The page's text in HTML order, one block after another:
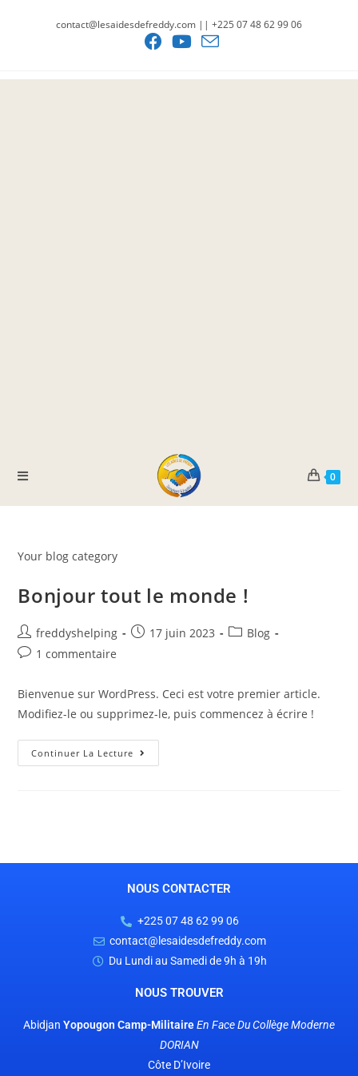
contact@lesaidesdefreddy.com || +225 07 48 62 99 06
0
Your blog category
Bonjour tout le monde !
freddyshelping 17 juin 2023
Blog
1 commentaire
Bienvenue sur WordPress. Ceci est votre premier article.
Modifiez-le ou supprimez-le, puis commencez à écrire !
Continuer La Lecture
NOUS CONTACTER
+225 07 48 62 99 06
contact@lesaidesdefreddy.com
Du Lundi au Samedi de 9h à 19h
NOUS TROUVER
Abidjan Yopougon Camp-MilitaireEn FaceDu Collège Moderne
DORIAN
Côte D’Ivoire